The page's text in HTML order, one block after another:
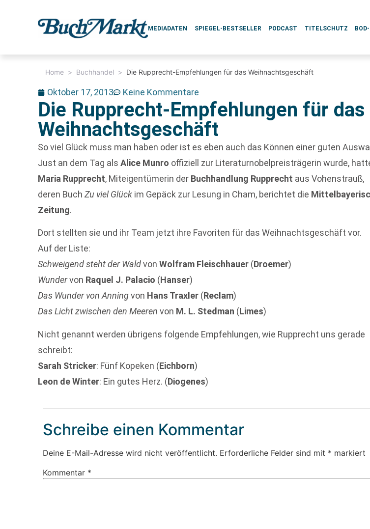
MEDIADATEN SPIEGEL-BESTSELLER PODCAST TITELSCHUTZ
Home > Buchhandel > Die Rupprecht-Empfehlungen für das Weihnachtsgeschäft
Oktober 17, 2013 Keine Kommentare
Die Rupprecht-Empfehlungen für das
Weihnachtsgeschäft
So viel Glück muss man haben oder ist es eben auch das Können einer guten
Just an dem Tag alsAlice Munro offiziell zur Literaturnobelpreisträgerin wurde,
Maria Rupprecht, Miteigentümerin der Buchhandlung Rupprecht aus Vohenstrauß,
deren BuchZu viel Glück im Gepäck zur Lesung in Cham, berichtet die
Zeitung.
Dort stellten sie und ihr Team jetzt ihre Favoriten für das Weihnachtsgeschäft vor.
Auf der Liste:
Schweigend steht der WaldvonWolfram Fleischhauer (Droemer)
Wundervon Raquel J. Palacio (Hanser)
Das Wunder von Anningvon Hans Traxler (Reclam)
Das Licht zwischen den Meeren von M. L. Stedman (Limes)
Nicht genannt werden übrigens folgende Empfehlungen, wie Rupprecht uns gerade
schreibt:
Sarah Stricker: Fünf Kopeken (Eichborn)
Leon de Winter: Ein gutes Herz. (Diogenes)
Schreibe einen Kommentar
Deine E-Mail-Adresse wird nicht veröffentlicht. Erforderliche Felder sind mit * markiert
Kommentar *